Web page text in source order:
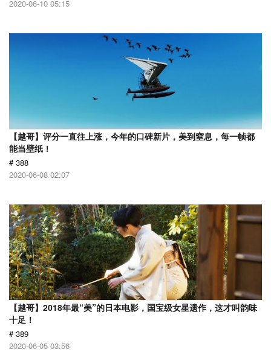
2020-06-10 05:15
【越哥】评分一直往上涨，今年的口碑新片，美到窒息，每一帧都
能当壁纸！
# 388
2020-06-08 02:07
【越哥】2018年最“美”的日本电影，国宝级女星遗作，这才叫韵味
十足！
# 389
2020-06-05 03:56